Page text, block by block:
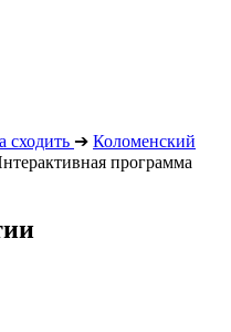
сходить ➔ Коломенский
программа